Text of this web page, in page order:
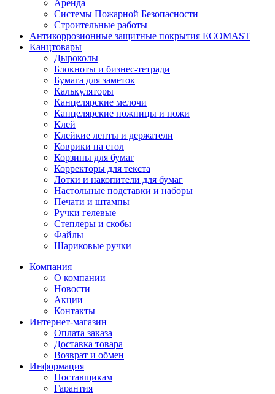
Аренда
Системы Пожарной Безопасности
Строительные работы
Антикоррозионные защитные покрытия ECOMAST
Канцтовары
Дыроколы
Блокноты и бизнес-тетради
Бумага для заметок
Калькуляторы
Канцелярские мелочи
Канцелярские ножницы и ножи
Клей
Клейкие ленты и держатели
Коврики на стол
Корзины для бумаг
Корректоры для текста
Лотки и накопители для бумаг
Настольные подставки и наборы
Печати и штампы
Ручки гелевые
Степлеры и скобы
Файлы
Шариковые ручки
Компания
О компании
Новости
Акции
Контакты
Интернет-магазин
Оплата заказа
Доставка товара
Возврат и обмен
Информация
Поставщикам
Гарантия